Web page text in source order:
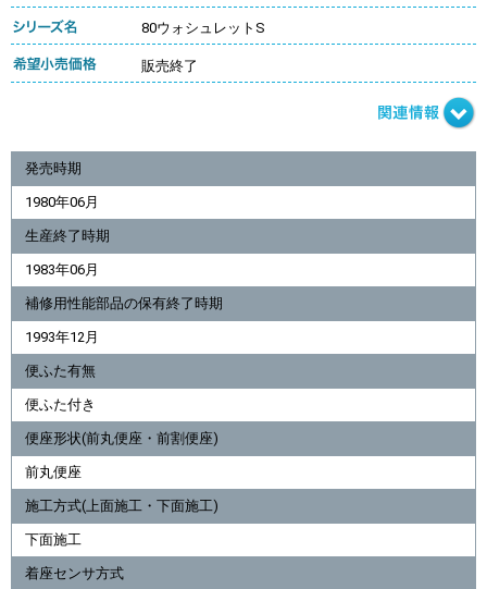
80ウォシュレットS
販売終了
発売時期
1980年06月
生産終了時期
1983年06月
補修用性能部品の保有終了時期
1993年12月
便ふた有無
便ふた付き
便座形状(前丸便座・前割便座)
前丸便座
施工方式(上面施工・下面施工)
下面施工
着座センサ方式